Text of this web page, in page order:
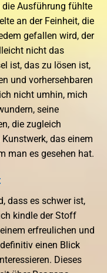
Ausführung fühlte
an der Feinheit, die
gefallen wird, der
nicht das
ist, das zu lösen ist,
und vorhersehbaren
nicht umhin, mich
seine
die zugleich
das einem
man es gesehen hat.
dass es schwer ist,
kindle der Stoff
erfreulichen und
einen Blick
Dieses